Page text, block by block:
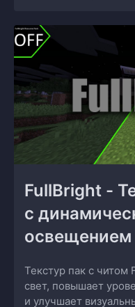
FullBright -
с
освещением
Текстур пак с
свет, повышает
и улучшает